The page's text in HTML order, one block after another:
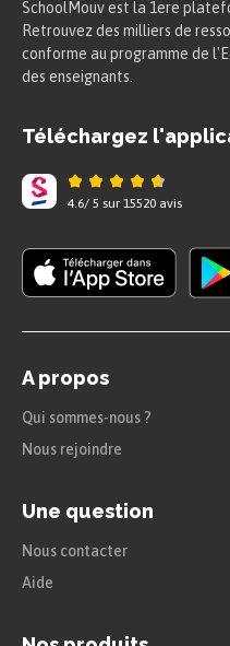
les mêmes
le peu de
Pierre comprend que
de Léon Maréchal.
Chapitre IV
Pierre apprend que sa
l’appartement que
souvenirs de Maréchal
de son frère avec
Pierre demande à sa
exposé chez eux,
en souvenir de son
fait croire qu’elle ne
est. Pierre peut ainsi
physiques entre Léon
Chapitre VI
mère. Jean, quant à lui,
SchoolMouv est la 1ere
Retrouvez des milliers de
conforme au programme de
des enseignants.
Téléchargez
4.6/ 5 sur 15520 avis
A propos
Qui sommes-nous ?
Nous rejoindre
Une question
Nous contacter
Aide